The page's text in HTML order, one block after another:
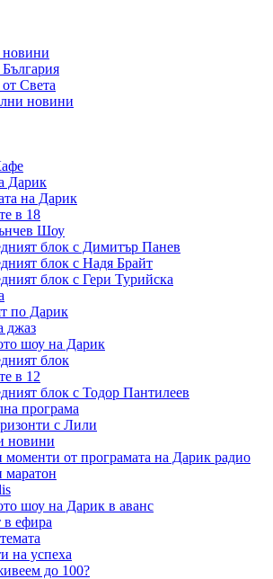
Света
новини
Дарик
на Дарик
в 18
Шоу
блок с Димитър Панев
блок с Надя Брайт
блок с Гери Турийска
по Дарик
джаз
шоу на Дарик
блок
в 12
блок с Тодор Пантилеев
програма
с Лили
новини
моменти от програмата на Дарик радио
маратон
шоу на Дарик в аванс
в ефира
на успеха
до 100?